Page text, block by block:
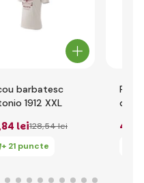
barbatesc
1912 XXL
lei128,54 lei
+ 21 puncte
43